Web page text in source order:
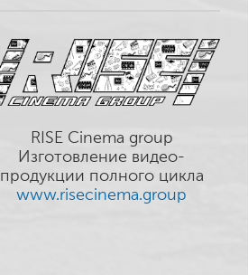
RISE Cinema group
Изготовление видео-
продукции полного цикла
www.risecinema.group